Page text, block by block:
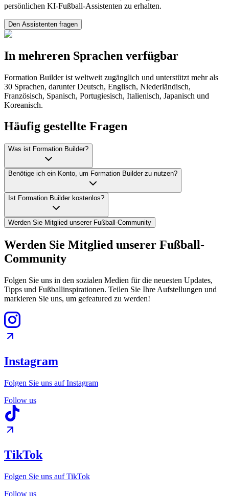
persönlichen KI-Fußball-Assistenten zu erhalten.
Den Assistenten fragen
In mehreren Sprachen verfügbar
Formation Builder ist weltweit zugänglich und unterstützt mehr als
30 Sprachen, darunter Deutsch, Englisch, Niederländisch,
Französisch, Spanisch, Portugiesisch, Italienisch, Japanisch und
Koreanisch.
Häufig gestellte Fragen
Was ist Formation Builder?
Benötige ich ein Konto, um Formation Builder zu nutzen?
Ist Formation Builder kostenlos?
Werden Sie Mitglied unserer Fußball-Community
Werden Sie Mitglied unserer Fußball-
Community
Folgen Sie uns in den sozialen Medien für die neuesten Updates,
Tipps und Fußballinspirationen. Teilen Sie Ihre Aufstellungen und
markieren Sie uns, um gefeatured zu werden!
Instagram
Folgen Sie uns auf Instagram
Follow us
TikTok
Folgen Sie uns auf TikTok
Follow us